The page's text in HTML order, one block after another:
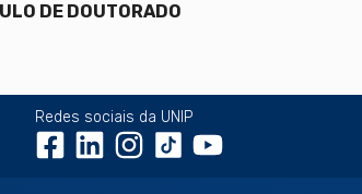
DE DOUTORADO
Redes sociais da UNIP